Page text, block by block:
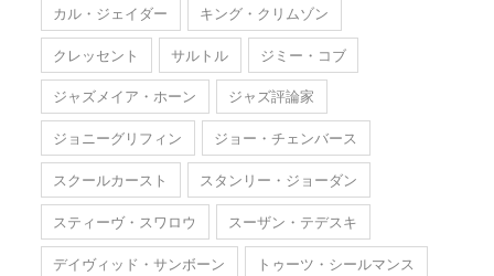
カル・ジェイダー
キング・クリムゾン
クレッセント
サルトル
ジミー・コブ
ジャズメイア・ホーン
ジャズ評論家
ジョニーグリフィン
ジョー・チェンバース
スクールカースト
スタンリー・ジョーダン
スティーヴ・スワロウ
スーザン・テデスキ
デイヴィッド・サンボーン
トゥーツ・シールマンス